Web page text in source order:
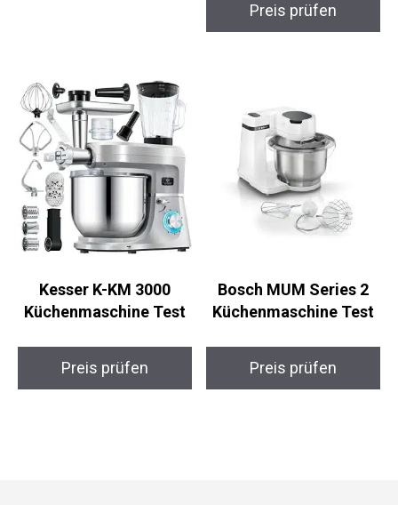
Preis prüfen
Kesser K-KM 3000
Küchenmaschine Test
Preis prüfen
Bosch MUM Series 2
Küchenmaschine Test
Preis prüfen